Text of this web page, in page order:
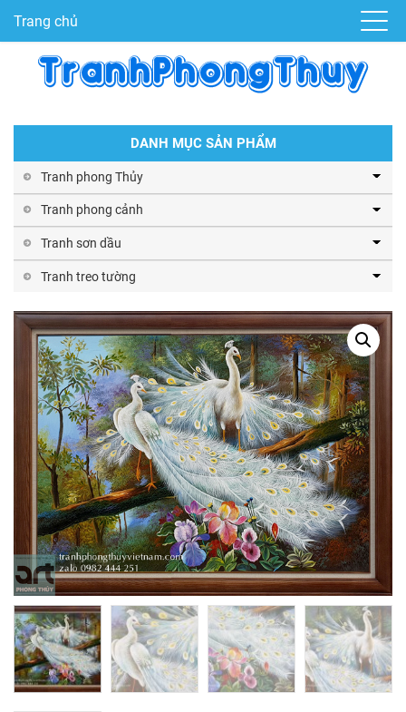
Trang chủ
DANH MỤC SẢN PHẨM
Tranh phong Thủy
Tranh phong cảnh
Tranh sơn dầu
Tranh treo tường